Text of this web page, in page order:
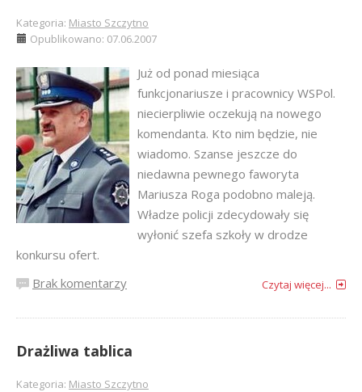
Kategoria: Miasto Szczytno
Opublikowano: 07.06.2007
Już od ponad miesiąca
funkcjonariusze i pracownicy WSPol.
niecierpliwie oczekują na nowego
komendanta. Kto nim będzie, nie
wiadomo. Szanse jeszcze do
niedawna pewnego faworyta
Mariusza Roga podobno maleją.
Władze policji zdecydowały się
wyłonić szefa szkoły w drodze
konkursu ofert.
Brak komentarzy
Czytaj więcej...
Drażliwa tablica
Kategoria: Miasto Szczytno